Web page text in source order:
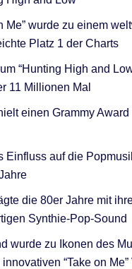
Me” wurde zu einem
Platz 1 der Charts
“Hunting High and
11 Millionen Mal
einen Grammy Award
Einfluss auf die
die 80er Jahre mit
Synthie-Pop-Sound
wurde zu Ikonen des
innovativen “Take on